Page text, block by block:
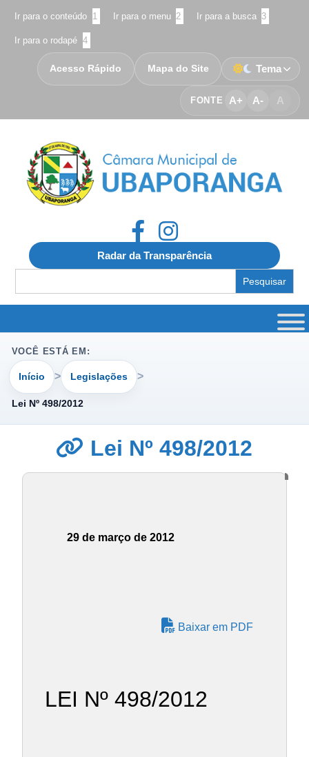
Ir para o conteúdo 1 Ir para o menu 2 Ir para a busca 3
Ir para o rodapé 4
FONTE A+ A- A
Acesso Rápido Mapa do Site Tema
Radar da Transparência
for:
VOCÊ ESTÁ EM:
Início Legislações
Lei Nº 498/2012
Lei Nº 498/2012
29 de março de 2012
Baixar em PDF
LEI Nº 498/2012